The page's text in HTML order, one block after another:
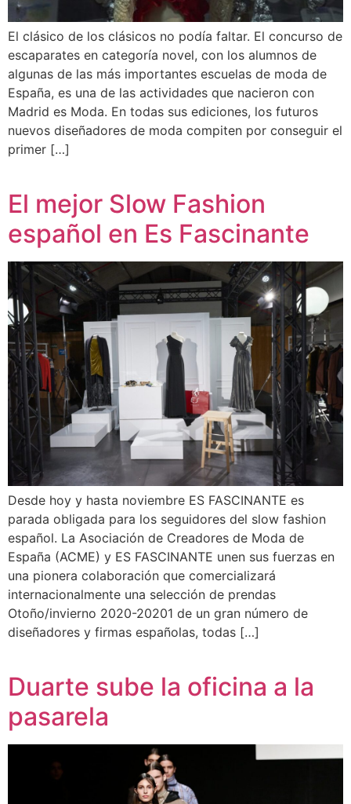
El clásico de los clásicos no podía faltar. El concurso de
escaparates en categoría novel, con los alumnos de
algunas de las más importantes escuelas de moda de
España, es una de las actividades que nacieron con
Madrid es Moda. En todas sus ediciones, los futuros
nuevos diseñadores de moda compiten por conseguir el
primer […]
El mejor Slow Fashion
español en Es Fascinante
Desde hoy y hasta noviembre ES FASCINANTE es
parada obligada para los seguidores del slow fashion
español. La Asociación de Creadores de Moda de
España (ACME) y ES FASCINANTE unen sus fuerzas en
una pionera colaboración que comercializará
internacionalmente una selección de prendas
Otoño/invierno 2020-20201 de un gran número de
diseñadores y firmas españolas, todas […]
Duarte sube la oficina a la
pasarela